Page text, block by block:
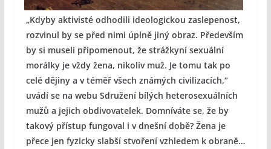
„Kdyby aktivisté odhodili ideologickou zaslepenost,
rozvinul by se před nimi úplně jiný obraz. Především
by si museli připomenout, že strážkyní sexuální
morálky je vždy žena, nikoliv muž. Je tomu tak po
celé dějiny a v téměř všech známých civilizacích,“
uvádí se na webu Sdružení bílých heterosexuálních
mužů a jejich obdivovatelek. Domníváte se, že by
takový přístup fungoval i v dnešní době? Žena je
přece jen fyzicky slabší stvoření vzhledem k obraně…